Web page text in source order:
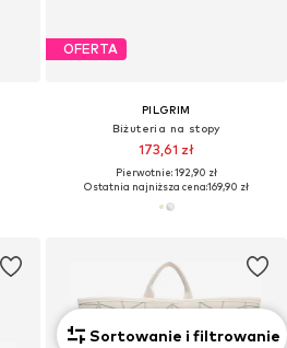
OFERTA
PILGRIM
Biżuteria na stopy
173,61 zł
Pierwotnie: 192,90 zł
Ostatnia najniższa cena:169,90 zł
Sortowanie i filtrowanie